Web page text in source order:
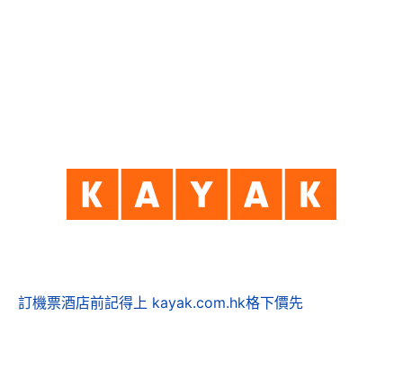
訂機票酒店前記得上 kayak.com.hk格下價先